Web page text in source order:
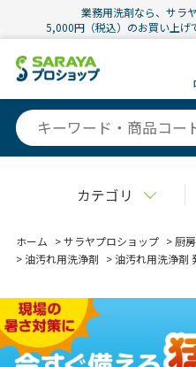
業務用洗剤なら、サラ
5,000円（税込）のお買い上げ
カテゴリ
ホーム >サラヤプロショップ > 厨
>油汚れ用洗浄剤 >油汚れ用洗浄剤